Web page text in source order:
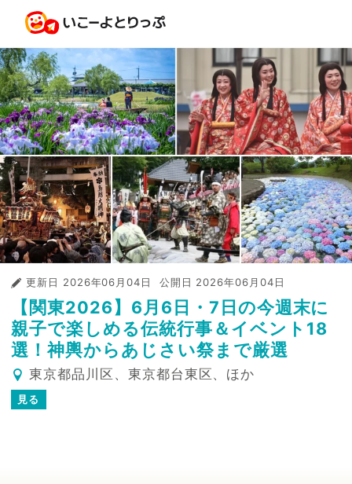
更新日 2026年06月04日 公開日 2026年06月04日
【関東2026】6月6日・7日の今週末に
親子で楽しめる伝統行事＆イベント18
選！神輿からあじさい祭まで厳選
東京都品川区、東京都台東区、ほか
見る